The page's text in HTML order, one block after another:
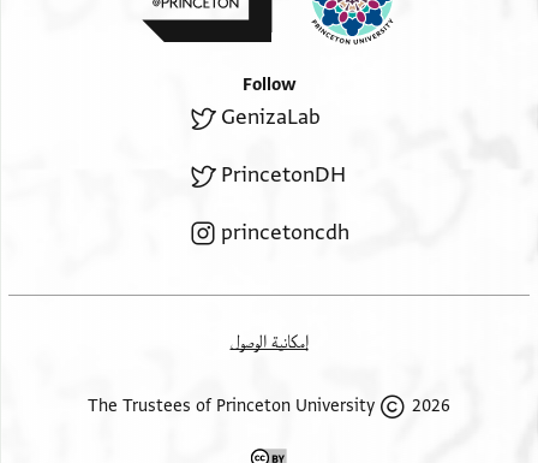
Follow
GenizaLab
PrincetonDH
princetoncdh
إمكانية الوصول
2026 The Trustees of Princeton University